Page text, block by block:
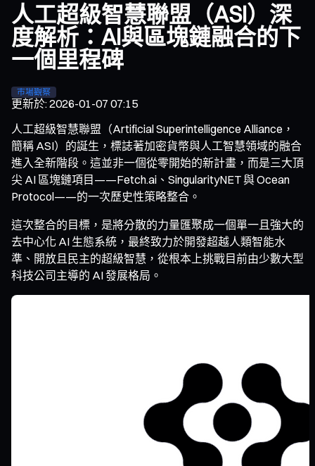
人工超級智慧聯盟（ASI）深
度解析：AI與區塊鏈融合的下
一個里程碑
市場觀察
更新於:2026-01-07 07:15
人工超級智慧聯盟（Artificial Superintelligence Alliance，
簡稱 ASI）的誕生，標誌著加密貨幣與人工智慧領域的融合
進入全新階段。這並非一個從零開始的新計畫，而是三大頂
尖 AI 區塊鏈項目——Fetch.ai、SingularityNET 與 Ocean
Protocol——的一次歷史性策略整合。
這次整合的目標，是將分散的力量匯聚成一個單一且強大的
去中心化 AI 生態系統，最終致力於開發超越人類智能水
準、開放且民主的超級智慧，從根本上挑戰目前由少數大型
科技公司主導的 AI 發展格局。